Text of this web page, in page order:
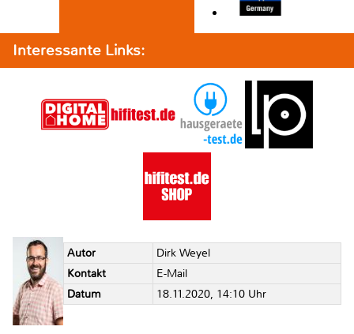
Interessante Links:
Autor
Dirk Weyel
Kontakt
E-Mail
Datum
18.11.2020, 14:10 Uhr